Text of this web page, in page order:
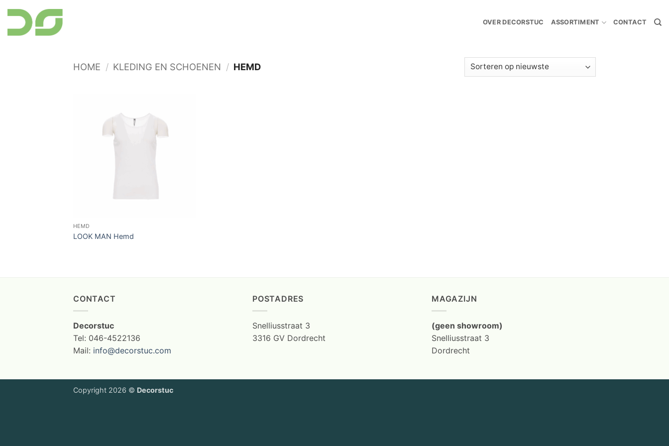
naar
inhoud
OVER DECORSTUC ASSORTIMENT CONTACT
HOME / KLEDING EN SCHOENEN / HEMD
HEMD
LOOK MAN Hemd
CONTACT
Decorstuc
Tel: 046-4522136
Mail: info@decorstuc.com
POSTADRES
Snelliusstraat 3
3316 GV Dordrecht
MAGAZIJN
(geen showroom)
Snelliusstraat 3
Dordrecht
Copyright 2026 © Decorstuc